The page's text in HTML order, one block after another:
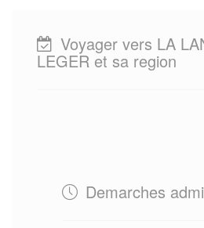
Voyager vers LA
LEGER et sa region
Demarches